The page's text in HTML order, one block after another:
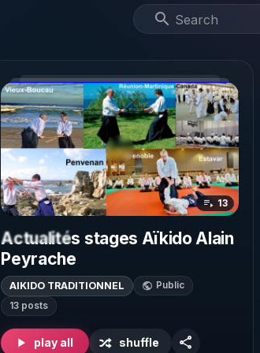
13
Actualités stages Aïkido Alain
Peyrache
AIKIDO TRADITIONNEL
Public
13 posts
play all shuffle